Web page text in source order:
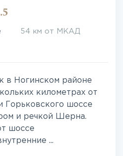
54 км от МКАД
в Ногинском районе
километрах от
Горьковского шоссе
и речкой Шерна.
шоссе
...